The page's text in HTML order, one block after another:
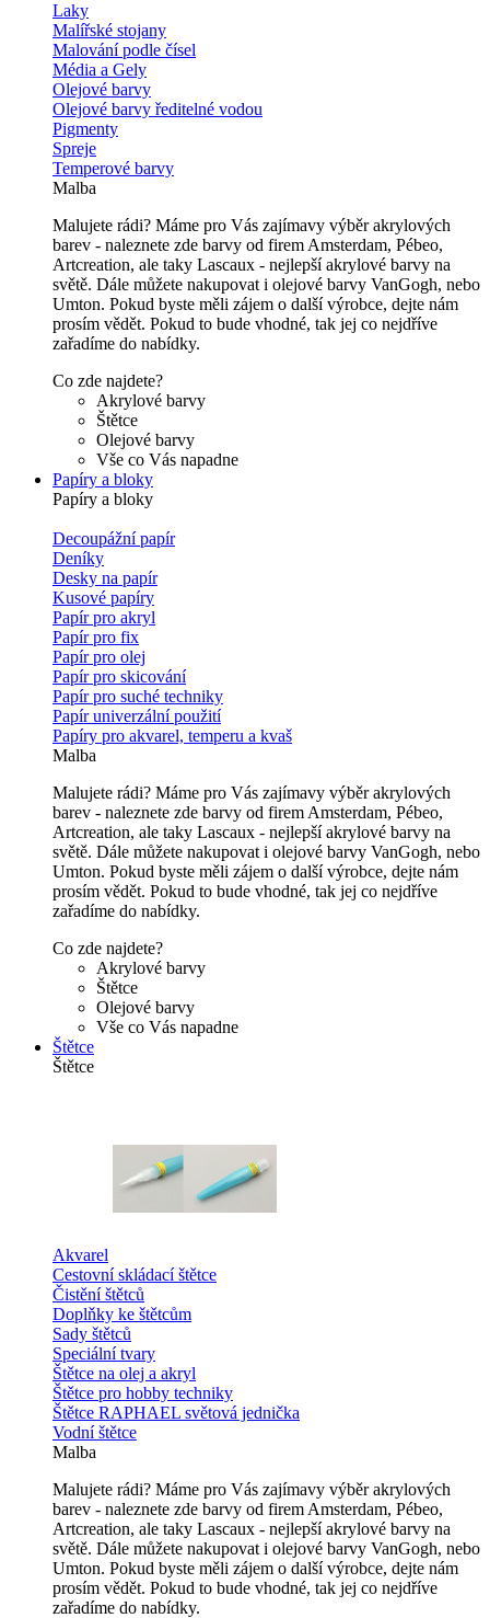
Laky
Malířské stojany
Malování podle čísel
Média a Gely
Olejové barvy
Olejové barvy ředitelné vodou
Pigmenty
Spreje
Temperové barvy
Malba
Malujete rádi? Máme pro Vás zajímavy výběr akrylových
barev - naleznete zde barvy od firem Amsterdam, Pébeo,
Artcreation, ale taky Lascaux - nejlepší akrylové barvy na
světě. Dále můžete nakupovat i olejové barvy VanGogh, nebo
Umton. Pokud byste měli zájem o další výrobce, dejte nám
prosím vědět. Pokud to bude vhodné, tak jej co nejdříve
zařadíme do nabídky.
Co zde najdete?
Akrylové barvy
Štětce
Olejové barvy
Vše co Vás napadne
Papíry a bloky
Papíry a bloky
Decoupážní papír
Deníky
Desky na papír
Kusové papíry
Papír pro akryl
Papír pro fix
Papír pro olej
Papír pro skicování
Papír pro suché techniky
Papír univerzální použití
Papíry pro akvarel, temperu a kvaš
Malba
Malujete rádi? Máme pro Vás zajímavy výběr akrylových
barev - naleznete zde barvy od firem Amsterdam, Pébeo,
Artcreation, ale taky Lascaux - nejlepší akrylové barvy na
světě. Dále můžete nakupovat i olejové barvy VanGogh, nebo
Umton. Pokud byste měli zájem o další výrobce, dejte nám
prosím vědět. Pokud to bude vhodné, tak jej co nejdříve
zařadíme do nabídky.
Co zde najdete?
Akrylové barvy
Štětce
Olejové barvy
Vše co Vás napadne
Štětce
Štětce
Akvarel
Cestovní skládací štětce
Čistění štětců
Doplňky ke štětcům
Sady štětců
Speciální tvary
Štětce na olej a akryl
Štětce pro hobby techniky
Štětce RAPHAEL světová jednička
Vodní štětce
Malba
Malujete rádi? Máme pro Vás zajímavy výběr akrylových
barev - naleznete zde barvy od firem Amsterdam, Pébeo,
Artcreation, ale taky Lascaux - nejlepší akrylové barvy na
světě. Dále můžete nakupovat i olejové barvy VanGogh, nebo
Umton. Pokud byste měli zájem o další výrobce, dejte nám
prosím vědět. Pokud to bude vhodné, tak jej co nejdříve
zařadíme do nabídky.